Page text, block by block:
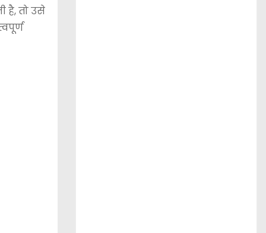
है, तो उसे